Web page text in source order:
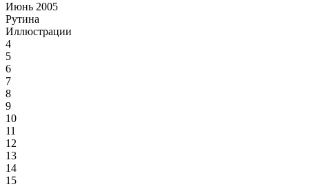
Июнь 2005
Рутина
Иллюстрации
4
5
6
7
8
9
10
11
12
13
14
15